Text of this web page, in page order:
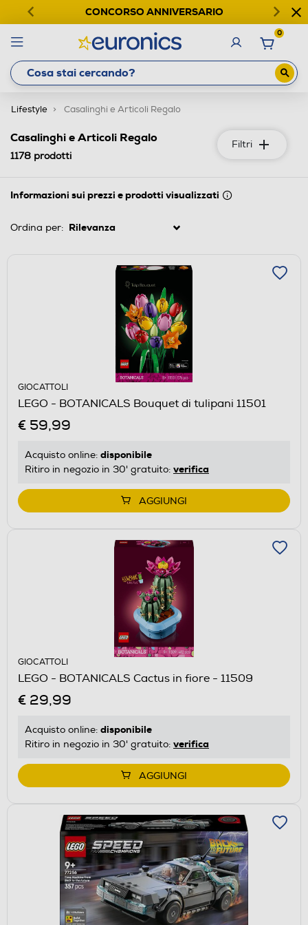
CONCORSO ANNIVERSARIO
0
Lifestyle Casalinghi e Articoli Regalo
Filtri
Casalinghi e Articoli Regalo
1178 prodotti
Informazioni sui prezzi e prodotti visualizzati
Ordina per:
GIOCATTOLI
LEGO - BOTANICALS Bouquet di tulipani 11501
€ 59,99
Acquisto online: disponibile
Ritiro in negozio in 30' gratuito: verifica
AGGIUNGI
GIOCATTOLI
LEGO - BOTANICALS Cactus in fiore - 11509
€ 29,99
Acquisto online: disponibile
Ritiro in negozio in 30' gratuito: verifica
AGGIUNGI